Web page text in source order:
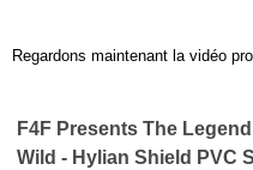
Regardons maintenant la vidéo
F4F Presents The
Wild - Hylian Shield PVC